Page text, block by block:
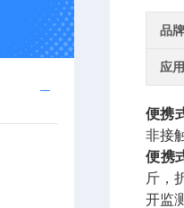
品牌
应
便携
非接
便携
斤，
开监